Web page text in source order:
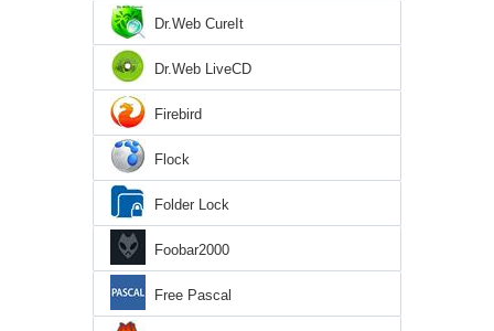
Dr.Web CureIt
Dr.Web LiveCD
Firebird
Flock
Folder Lock
Foobar2000
Free Pascal